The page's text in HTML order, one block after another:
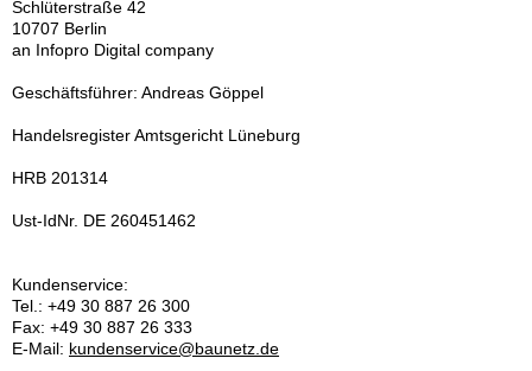
Schlüterstraße 42
10707 Berlin
an Infopro Digital company
Geschäftsführer: Andreas Göppel
Handelsregister Amtsgericht Lüneburg
HRB 201314
Ust-IdNr. DE 260451462
Kundenservice:
Tel.: +49 30 887 26 300
Fax: +49 30 887 26 333
E-Mail: kundenservice@baunetz.de